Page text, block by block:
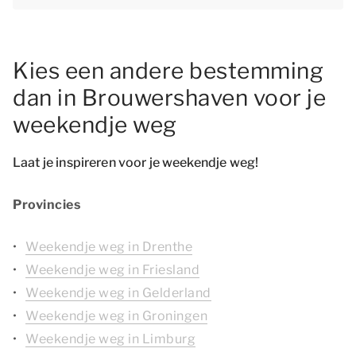
Kies een andere bestemming
dan in Brouwershaven voor je
weekendje weg
Laat je inspireren voor je weekendje weg!
Provincies
Weekendje weg in Drenthe
Weekendje weg in Friesland
Weekendje weg in Gelderland
Weekendje weg in Groningen
Weekendje weg in Limburg